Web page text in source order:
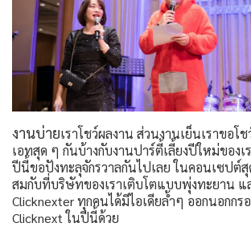
งานบ่ายเราโชว์ผลงาน ส่วนงานเย็นเราขอโ
เอทสุด ๆ กันบ้างกับงานปาร์ตี้เลี้ยงปีใหม่ของ
ปีนี้ขอปังทะลุจักรวาลกันไปเลย ในคอนเซปต์สุ
สมกับที่บริษัทของเราเติบโตแบบพุ่งทะยาน แ
Clicknexter ทุกคนได้มีไอเดียล้ำๆ ออกนอกกร
Clicknext ในปีนี้ด้วย